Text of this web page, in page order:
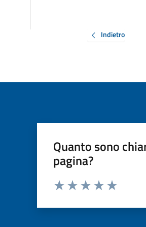
Indietro
Quanto sono
pagina?
Valuta da 1 a 5 stelle la pagina